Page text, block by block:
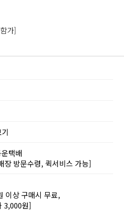
가]
택배
장 방문수령, 퀵서비스 가능]
이상 구매시 무료,
3,000원]